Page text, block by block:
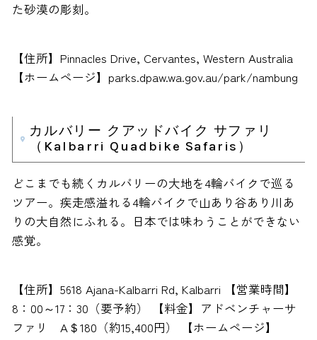
た砂漠の彫刻。
【住所】Pinnacles Drive, Cervantes, Western Australia
【ホームページ】parks.dpaw.wa.gov.au/park/nambung
カルバリー クアッドバイク サファリ
（Kalbarri Quadbike Safaris）
どこまでも続くカルバリーの大地を4輪バイクで巡る
ツアー。疾走感溢れる4輪バイクで山あり谷あり川あ
りの大自然にふれる。日本では味わうことができない
感覚。
【住所】5618 Ajana-Kalbarri Rd, Kalbarri 【営業時間】
8：00～17：30（要予約） 【料金】アドベンチャーサ
ファリ A＄180（約15,400円） 【ホームページ】